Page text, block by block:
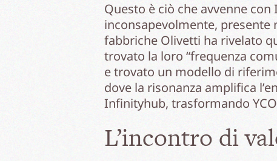
Questo è ciò che avvenne
inconsapevolmente, presente
fabbriche Olivetti ha rivelato
trovato la loro “frequenza
e trovato un modello di
dove la risonanza amplifica
Infinityhub, trasformando
L’incontro di